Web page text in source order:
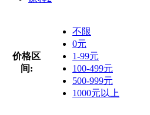
价格区
间:
不限
0元
1-99元
100-499元
500-999元
1000元以上